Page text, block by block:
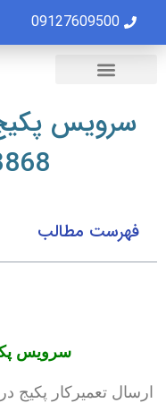
09127609500
فهرست مطالب
سرویس پکیج
ارسال تعمیرکار پکیج